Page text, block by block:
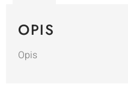
OPIS
Opis